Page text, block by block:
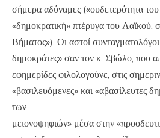
σήμερα αδύναμες («ουδετερότητα
«δημοκρατική» πτέρυγα του Λαϊκού,
Βήματος»). Οι αστοί συνταγματολόγοι
δημοκράτες» σαν τον κ. Σβώλο, που
εφημερίδες φιλολογούνε, στις
«βασιλευόμενες» και «αβασίλευτες
των
μειονοψηφιών» μέσα στην